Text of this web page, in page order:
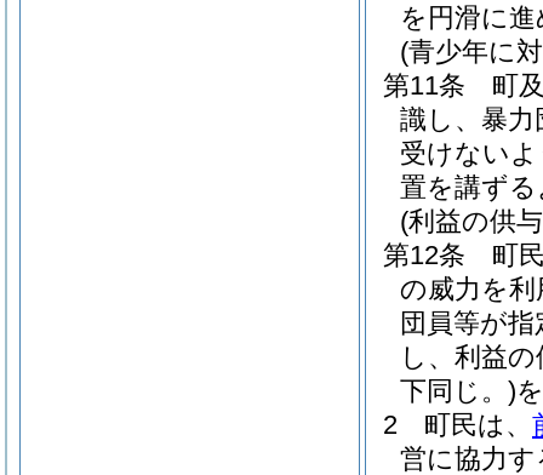
を円滑に
(青少年に
第11条
町
識し、暴
受けない
置を講ず
(利益の供
第12条
町
の威力を
団員等が
し、利益の
下同じ。)
2
町民は、
営に協力